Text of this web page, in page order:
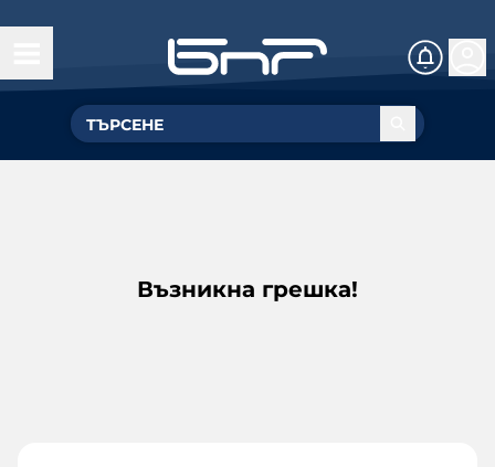
Възникна грешка!